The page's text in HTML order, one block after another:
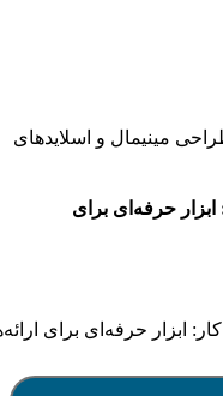
حرفه‌ای برای
ابزار حرفه‌ای برای